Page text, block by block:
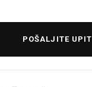
POŠALJITE UPIT